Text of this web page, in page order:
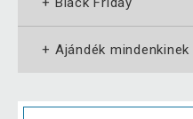
+ Ajándék mindenkinek